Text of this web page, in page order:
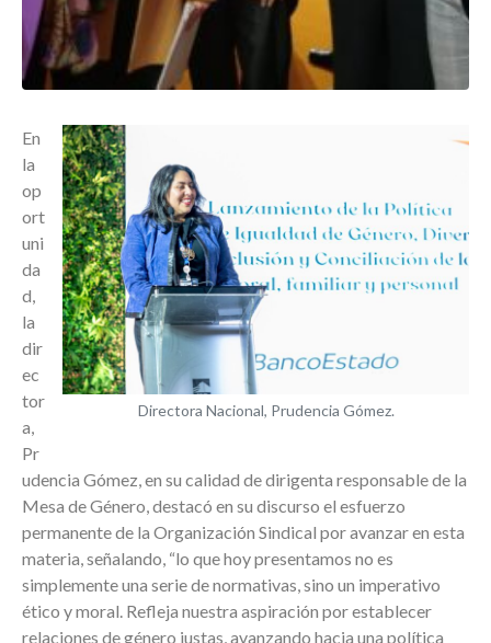
Directora Nacional, Prudencia Gómez.
En
la
op
ort
uni
da
d,
la
dir
ec
tor
a,
Pr
udencia Gómez, en su calidad de dirigenta responsable de la
Mesa de Género, destacó en su discurso el esfuerzo
permanente de la Organización Sindical por avanzar en esta
materia, señalando, “lo que hoy presentamos no es
simplemente una serie de normativas, sino un imperativo
ético y moral. Refleja nuestra aspiración por establecer
relaciones de género justas, avanzando hacia una política